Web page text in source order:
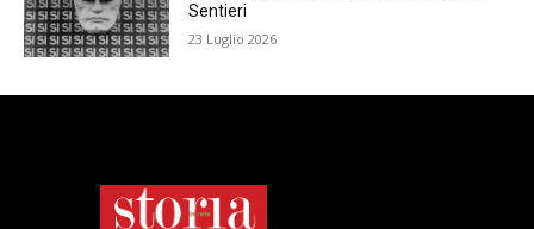
Sentieri
23 Luglio 2026